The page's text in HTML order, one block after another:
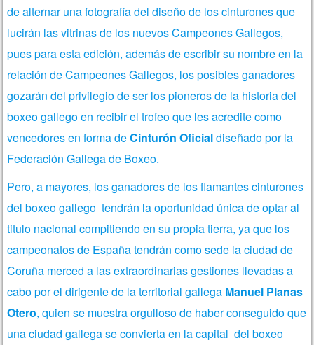
de alternar una fotografía del diseño de los cinturones que
lucirán las vitrinas de los nuevos Campeones Gallegos,
puespara esta edición, además de escribir su nombre en la
relación de Campeones Gallegos, los posibles ganadores
gozarán del privilegio de ser los pioneros de la historia del
boxeo gallego en recibir el trofeo que les acredite como
vencedores en forma deCinturón Oficialdiseñado por la
Federación Gallega de Boxeo.
Pero, a mayores, los ganadores de los flamantes cinturones
del boxeo gallego tendrán la oportunidad única de optar al
titulo nacional compitiendo en su propia tierra, ya que los
campeonatos de España tendrán como sede la ciudad de
Coruña merced a las extraordinarias gestiones llevadas a
cabo por el dirigente de la territorial gallega Manuel Planas
Otero, quien se muestra orgulloso de haber conseguido que
una ciudad gallega se convierta en la capital del boxeo